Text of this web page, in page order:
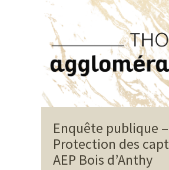
Enquête publique –
Protection des
AEP Bois d’Anthy